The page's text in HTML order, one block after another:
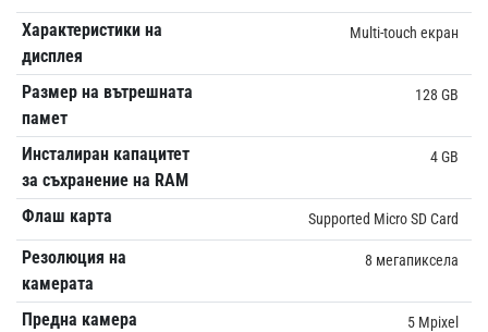
Характеристики на
дисплея
Multi-touch екран
Размер на вътрешната
памет
128 GB
Инсталиран капацитет
за съхранение на RAM
4 GB
Флаш карта Supported Micro SD Card
Резолюция на
камерата
8 мегапиксела
Предна камера 5 Mpixel